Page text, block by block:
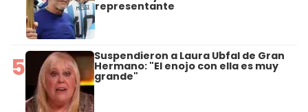
representante
5 Suspendieron a Laura Ubfal de Gran
Hermano: "El enojo con ella es muy
grande"